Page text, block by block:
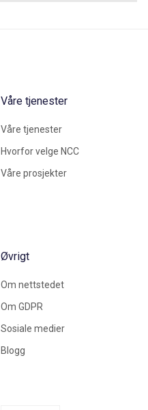
Våre tjenester
Våre tjenester
Hvorfor velge NCC
Våre prosjekter
Øvrigt
Om nettstedet
Om GDPR
Sosiale medier
Blogg